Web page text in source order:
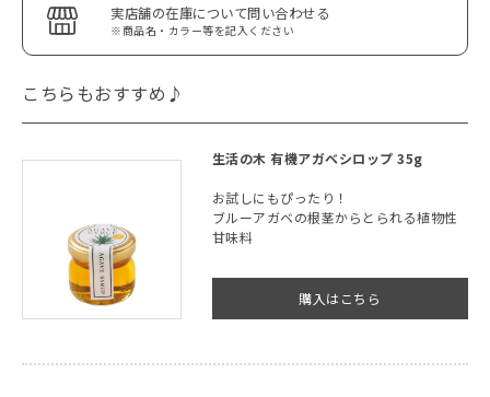
実店舗の在庫について問い合わせる
※商品名・カラー等を記入ください
こちらもおすすめ♪
生活の木 有機アガベシロップ 35g
お試しにもぴったり！
ブルーアガベの根茎からとられる植物性
甘味料
購入はこちら